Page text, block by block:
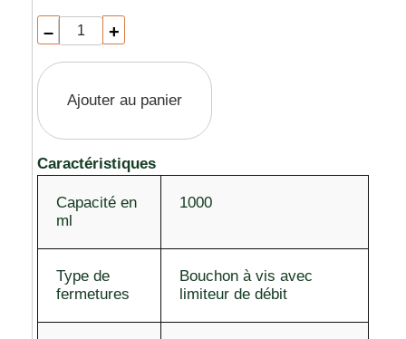
– +
Ajouter au panier
Caractéristiques
Capacité en
ml
1000
Type de
fermetures
Bouchon à vis avec
limiteur de débit